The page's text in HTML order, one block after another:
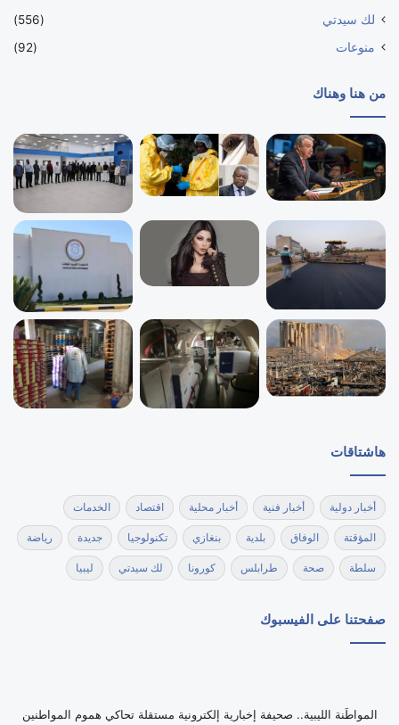
لك سيدتي
(556)
منوعات
(92)
من هنا وهناك
هاشتاقات
أخبار دولية أخبار فنية أخبار محلية اقتصاد الخدمات
المؤقتة الوفاق بلدية بنغازي تكنولوجيا جديدة رياضة
سلطة صحة طرابلس كورونا لك سيدتي ليبيا
صفحتنا على الفيسبوك
‏المواطَنة الليبية.. صحيفة إخبارية إلكترونية مستقلة تحاكي هموم المواطنين